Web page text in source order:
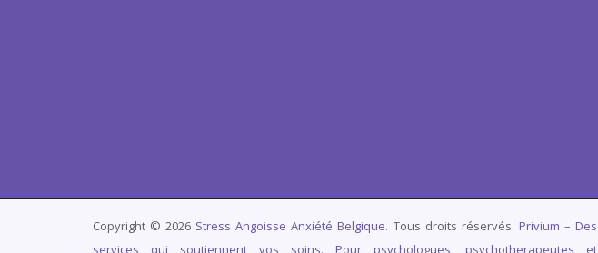
Copyright © 2026 Stress Angoisse Anxiété Belgique. Tous droits réservés. Privium – Des
services qui soutiennent vos soins. Pour psychologues, psychotherapeutes et